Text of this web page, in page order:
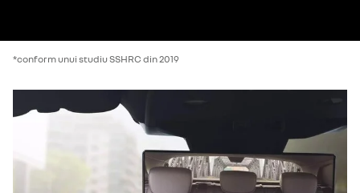
*conform unui studiu SSHRC din 2019